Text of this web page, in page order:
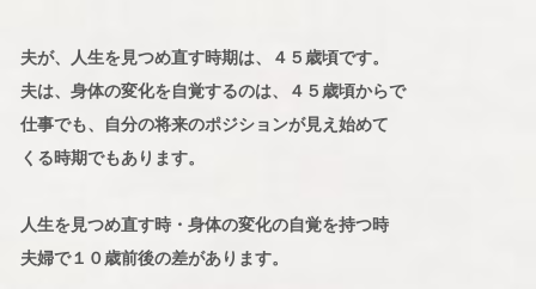
夫が、人生を見つめ直す時期は、４５歳頃です。
夫は、身体の変化を自覚するのは、４５歳頃からで
仕事でも、自分の将来のポジションが見え始めて
くる時期でもあります。
人生を見つめ直す時・身体の変化の自覚を持つ時
夫婦で１０歳前後の差があります。